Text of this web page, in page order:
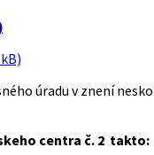
úradu v znení
centra č. 2 takto: